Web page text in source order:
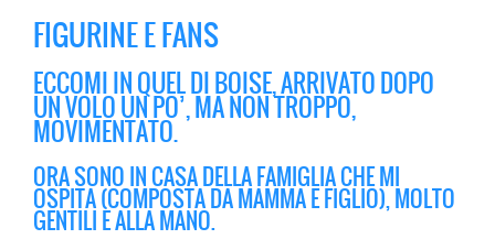
FIGURINE E FANS
ECCOMI IN QUEL DI BOISE, ARRIVATO DOPO
UN VOLO UN PO’, MA NON TROPPO,
MOVIMENTATO.
ORA SONO IN CASA DELLA FAMIGLIA CHE MI
OSPITA (COMPOSTA DA MAMMA E FIGLIO), MOLTO
GENTILI E ALLA MANO.